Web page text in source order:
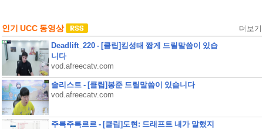
인기 UCC 동영상 더보기
Deadlift_220 - [클립]킴성태 짧게 드릴말씀이 있습
니다
vod.afreecatv.com
솔리스트 - [클립]봉준 드릴말씀이 있습니다
vod.afreecatv.com
주륵주륵르르 - [클립]도현: 드래프트 내가 말했지